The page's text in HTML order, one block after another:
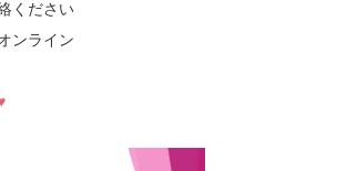
ください
ンライン